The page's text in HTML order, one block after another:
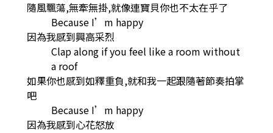
隨風飄蕩,無牽無掛,就像連寶貝你也不太在乎了
Because I’m happy
因為我感到興高采烈
Clap along if you feel like a room without
a roof
如果你也感到如釋重負,就和我一起跟隨著節奏拍掌
吧
Because I’m happy
因為我感到心花怒放